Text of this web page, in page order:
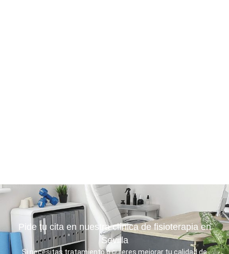
Pide tu cita en nuestra clínica de fisioterapia en
Sevilla
Si necesitas tratamiento o quieres mejorar tu calidad de